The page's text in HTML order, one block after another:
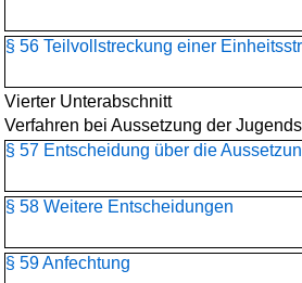
§ 56 Teilvollstreckung einer
Vierter Unterabschnitt
Verfahren bei Aussetzung der
§ 57 Entscheidung über die
§ 58 Weitere Entscheidungen
§ 59 Anfechtung